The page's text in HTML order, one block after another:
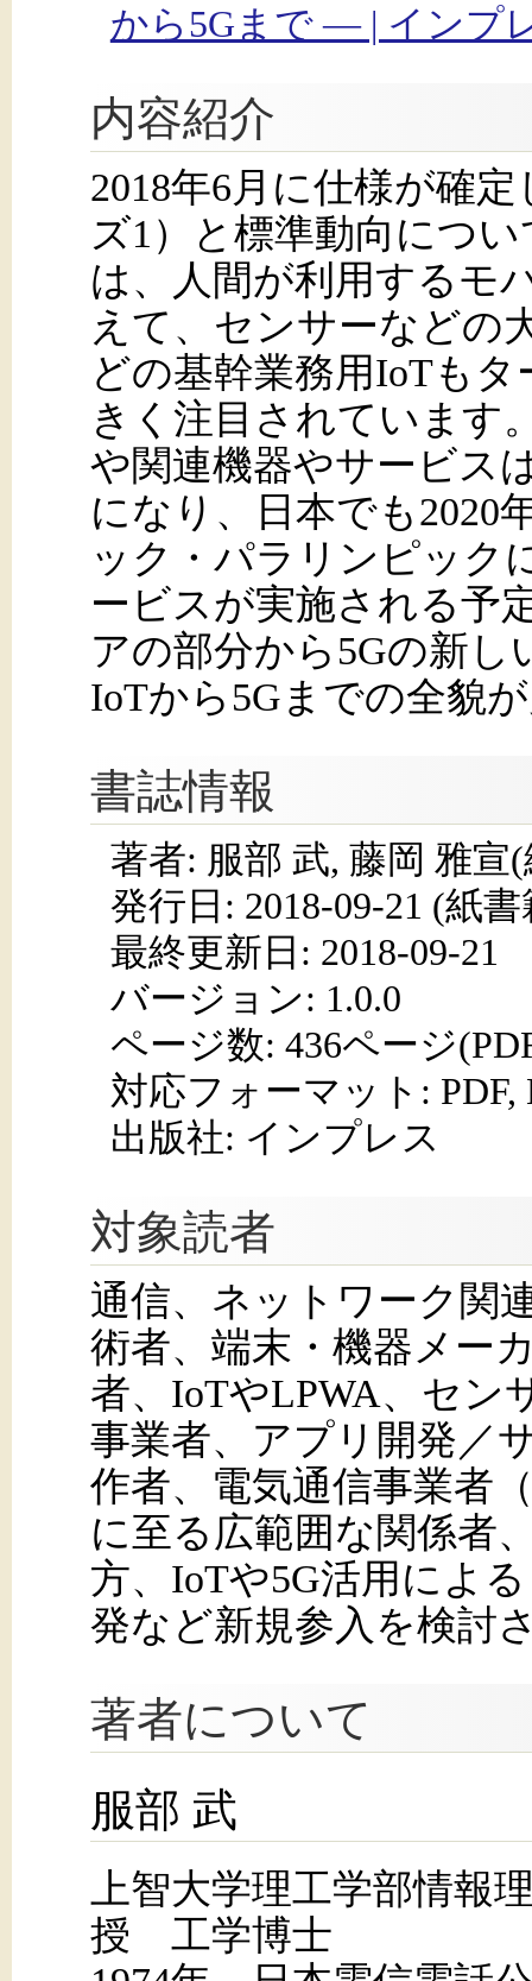
から5Gまで ― | インプ
内容紹介
2018年6月に仕様が確
ズ1）と標準動向につ
は、人間が利用するモ
えて、センサーなどの
どの基幹業務用IoTも
きく注目されています
や関連機器やサービス
になり、日本でも2020
ック・パラリンピック
ービスが実施される予
アの部分から5Gの新し
IoTから5Gまでの全貌
書誌情報
著者: 服部 武, 藤岡 雅宣
発行日: 2018-09-21 (紙書
最終更新日: 2018-09-21
バージョン: 1.0.0
ページ数: 436ページ
対応フォーマット: PDF,
出版社: インプレス
対象読者
通信、ネットワーク関
術者、端末・機器メー
者、IoTやLPWA、セン
事業者、アプリ開発／
作者、電気通信事業者
に至る広範囲な関係者
方、IoTや5G活用によ
発など新規参入を検討
著者について
服部 武
上智大学理工学部情
授 工学博士